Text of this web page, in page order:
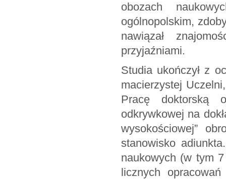
obozach
ogólnopolskim,
nawiązał
przyjaźniami.
Studia ukończył z
macierzystej
Pracę doktorską
odkrywkowej na
wysokościowej”
stanowisko
naukowych (w tym
licznych